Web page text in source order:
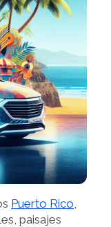
Puerto Rico
paisajes